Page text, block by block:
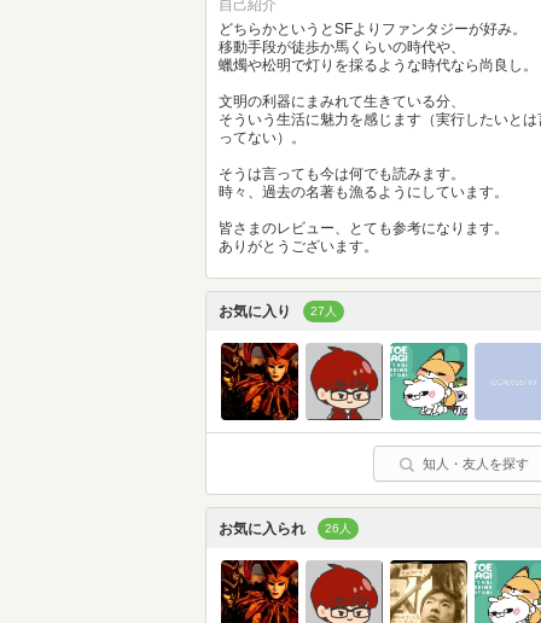
自己紹介
どちらかというとSFよりファンタジーが好み。
移動手段が徒歩か馬くらいの時代や、
蠟燭や松明で灯りを採るような時代なら尚良し。
文明の利器にまみれて生きている分、
そういう生活に魅力を感じます（実行したいとは
ってない）。
そうは言っても今は何でも読みます。
時々、過去の名著も漁るようにしています。
皆さまのレビュー、とても参考になります。
ありがとうございます。
お気に入り 27人
知人・友人を探す
お気に入られ 26人